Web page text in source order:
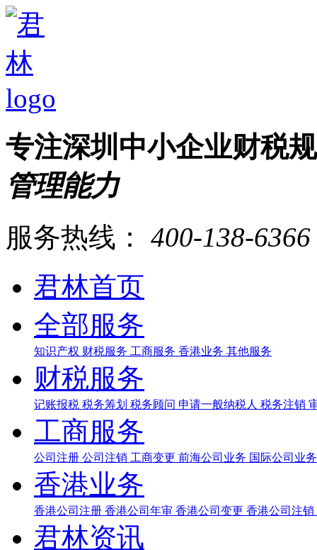
专注深圳中小企业财税
管理能力
服务热线： 400-138-6366
君林首页
全部服务
知识产权 财税服务 工商服务 香港业务 其他服务
财税服务
记账报税 税务筹划 税务顾问 申请一般纳税人 税务注销
工商服务
公司注册 公司注销 工商变更 前海公司业务 国际公司业
香港业务
香港公司注册 香港公司年审 香港公司变更 香港公司注销
君林资讯